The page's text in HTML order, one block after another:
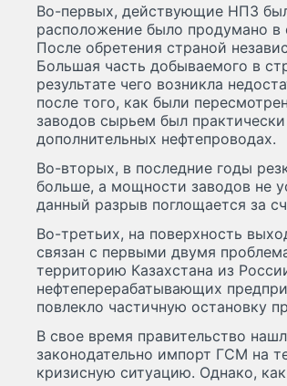
Во-первых, действующие НПЗ
расположение было продумано
После обретения страной
Большая часть добываемого в
результате чего возникла
после того, как были
заводов сырьем был
дополнительных нефтепроводах.
Во-вторых, в последние годы
больше, а мощности заводов не
данный разрыв поглощается за
Во-третьих, на поверхность
связан с первыми двумя
территорию Казахстана из
нефтеперерабатывающих
повлекло частичную остановку
В свое время правительство
законодательно импорт ГСМ на
кризисную ситуацию. Однако,